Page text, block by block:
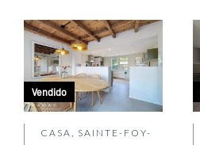
CASA, SAINTE-FOY-
Vendido